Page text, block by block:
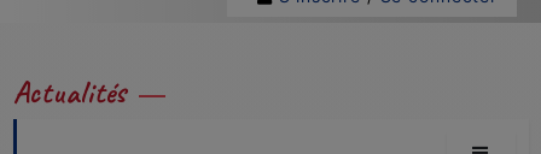
Actualités